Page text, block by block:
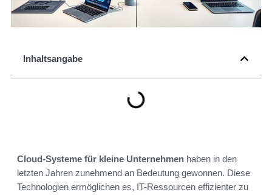
Inhaltsangabe
Cloud-Systeme für kleine Unternehmen haben in den
letzten Jahren zunehmend an Bedeutung gewonnen. Diese
Technologien ermöglichen es, IT-Ressourcen effizienter zu